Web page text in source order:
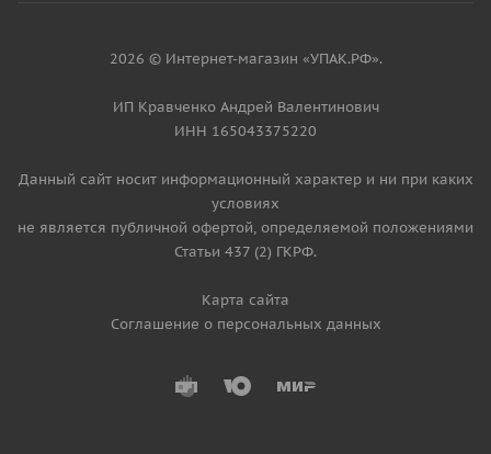
2026 © Интернет-магазин «УПАК.РФ».
ИП Кравченко Андрей Валентинович
ИНН 165043375220
Данный сайт носит информационный характер и ни при каких
условиях
не является публичной офертой, определяемой положениями
Статьи 437 (2) ГКРФ.
Карта сайта
Соглашение о персональных данных